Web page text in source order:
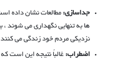
جداسازی: مطالعات نشان داده
ها به تنهایی نگهداری می شوند
نزدیکی مردم خود زندگی می
اضطراب: غالباً نتیجه این است